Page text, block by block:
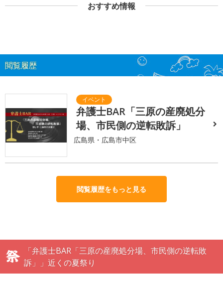
おすすめ情報
閲覧履歴
弁護士BAR「三原の産廃処分
場、市民側の逆転敗訴」
広島県・広島市中区
閲覧履歴をもっと見る
「弁護士BAR「三原の産廃処分場、市民側の逆転敗
訴」」近くの夏祭り